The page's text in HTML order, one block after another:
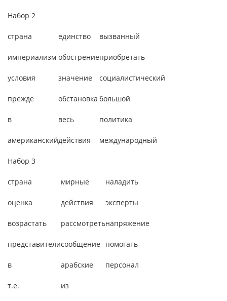
Набор 2
страна единство вызванный
империализм обострениеприобретать
условия значение социалистический
прежде обстановка большой
в весь политика
американскийдействия международный
Набор 3
страна мирные наладить
оценка действия эксперты
возрастать рассмотретьнапряжение
представителисообщение помогать
в арабские персонал
т.е. из